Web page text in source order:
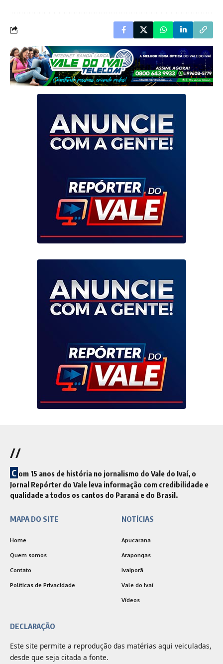
//
C om 15 anos de história no jornalismo do Vale do Ivaí, o
Jornal Repórter do Vale leva informação com credibilidade e
qualidade a todos os cantos do Paraná e do Brasil.
MAPA DO SITE
Home
Quem somos
Contato
Políticas de Privacidade
NOTÍCIAS
Apucarana
Arapongas
Ivaiporã
Vale do Ivaí
Vídeos
DECLARAÇÃO
Este site permite a reprodução das matérias aqui veiculadas,
desde que seja citada a fonte.